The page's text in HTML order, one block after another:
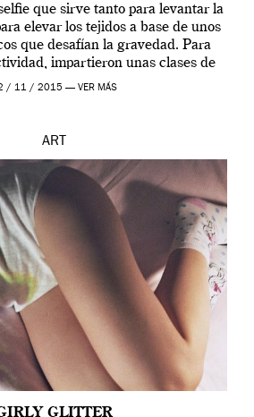
que sirve tanto para levantar la
elevar los tejidos a base de unos
que desafían la gravedad. Para
impartieron unas clases de
en el Tate […]
/ 11 / 2015 — VER MÁS
ART
GLITTER